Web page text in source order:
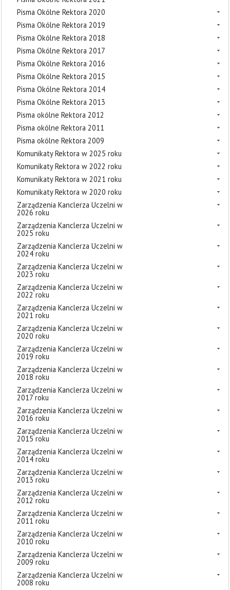
Pisma Okólne Rektora 2020
Pisma Okólne Rektora 2019
Pisma Okólne Rektora 2018
Pisma Okólne Rektora 2017
Pisma Okólne Rektora 2016
Pisma Okólne Rektora 2015
Pisma Okólne Rektora 2014
Pisma Okólne Rektora 2013
Pisma okólne Rektora 2012
Pisma okólne Rektora 2011
Pisma okólne Rektora 2009
Komunikaty Rektora w 2025 roku
Komunikaty Rektora w 2022 roku
Komunikaty Rektora w 2021 roku
Komunikaty Rektora w 2020 roku
Zarządzenia Kanclerza Uczelni w
2026 roku
Zarządzenia Kanclerza Uczelni w
2025 roku
Zarządzenia Kanclerza Uczelni w
2024 roku
Zarządzenia Kanclerza Uczelni w
2023 roku
Zarządzenia Kanclerza Uczelni w
2022 roku
Zarządzenia Kanclerza Uczelni w
2021 roku
Zarządzenia Kanclerza Uczelni w
2020 roku
Zarządzenia Kanclerza Uczelni w
2019 roku
Zarządzenia Kanclerza Uczelni w
2018 roku
Zarządzenia Kanclerza Uczelni w
2017 roku
Zarządzenia Kanclerza Uczelni w
2016 roku
Zarządzenia Kanclerza Uczelni w
2015 roku
Zarządzenia Kanclerza Uczelni w
2014 roku
Zarządzenia Kanclerza Uczelni w
2013 roku
Zarządzenia Kanclerza Uczelni w
2012 roku
Zarządzenia Kanclerza Uczelni w
2011 roku
Zarządzenia Kanclerza Uczelni w
2010 roku
Zarządzenia Kanclerza Uczelni w
2009 roku
Zarządzenia Kanclerza Uczelni w
2008 roku